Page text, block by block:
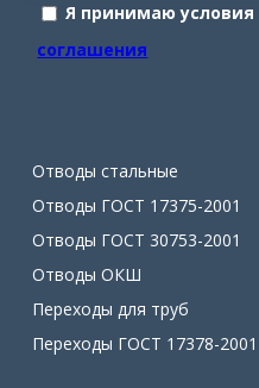
Я принимаю условия
соглашения
Отводы стальные
Отводы ГОСТ 17375-2001
Отводы ГОСТ 30753-2001
Отводы ОКШ
Переходы для труб
Переходы ГОСТ 17378-2001